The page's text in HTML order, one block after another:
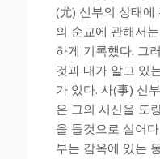
(尤) 신부의 상태에
의 순교에 관해서
하게 기록했다. 그
것과 내가 알고 있
가 있다. 사(事) 신
은 그의 시신을 도
을 들것으로 실어
부는 감옥에 있는